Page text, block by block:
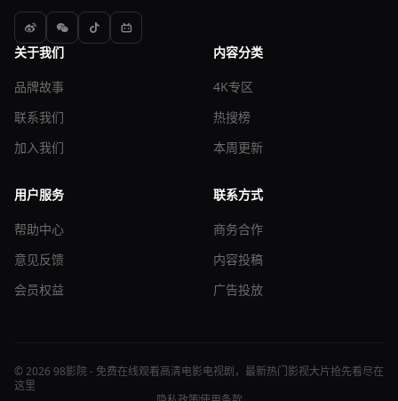
关于我们
品牌故事
联系我们
加入我们
内容分类
4K专区
热搜榜
本周更新
用户服务
帮助中心
意见反馈
会员权益
联系方式
商务合作
内容投稿
广告投放
© 2026 98影院 - 免费在线观看高清电影电视剧，最新热门影视大片抢先看尽在
这里